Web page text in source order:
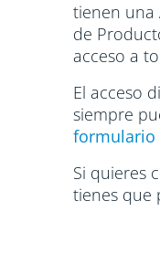
tienen una
de
acceso a
El acceso
siempre
formulario
Si quieres
tienes que